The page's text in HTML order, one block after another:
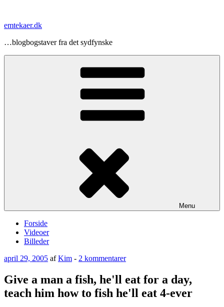
indhold
emtekaer.dk
…blogbogstaver fra det sydfynske
Menu
Forside
Videoer
Billeder
Udgivet
april 29, 2005 afKim - 2 kommentarertil
man
a
Give a man a fish, he'll eat for a day,
teach him how to fish he'll eat 4-ever